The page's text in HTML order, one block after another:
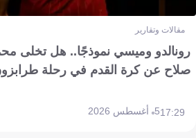
مقالات وتقارير
رونالدو وميسي نموذجًا.. هل تخلى
صلاح عن كرة القدم في رحلة
17:295 أغسطس 2026